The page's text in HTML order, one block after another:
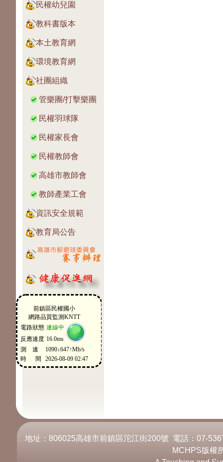
民權幼兒園
教科書版本
本土教育網
環境教育網
社團組織
管樂團/打擊樂團
民權羽球隊
民權家長會
民權教師會
高雄市教師會
教師產業工會
資訊安全規範
教育局公告
:::
地址：806025高雄市前鎮區沱江街200號 電話：07-
MCHPS版權